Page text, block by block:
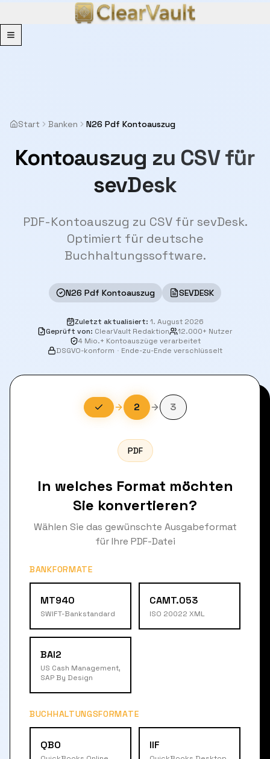
Menu
Start Banken N26 Pdf Kontoauszug
Kontoauszug zu CSV für
sevDesk
PDF-Kontoauszug zu CSV für sevDesk.
Optimiert für deutsche
Buchhaltungssoftware.
N26 Pdf Kontoauszug SEVDESK
Zuletzt aktualisiert: 1. August 2026
Geprüft von: ClearVault Redaktion
12.000+ Nutzer
4 Mio.+ Kontoauszüge verarbeitet
DSGVO-konform · Ende-zu-Ende verschlüsselt
2 3
PDF
In welches Format möchten
Sie konvertieren?
Wählen Sie das gewünschte Ausgabeformat
für Ihre PDF-Datei
BANKFORMATE
MT940
SWIFT-Bankstandard
CAMT.053
ISO 20022 XML
BAI2
US Cash Management,
SAP By Design
BUCHHALTUNGSFORMATE
QBO IIF